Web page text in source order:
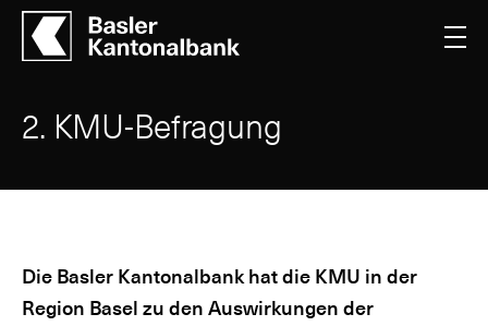
2. KMU-Befragung
Die Basler Kantonalbank hat die KMU in der
Region Basel zu den Auswirkungen der